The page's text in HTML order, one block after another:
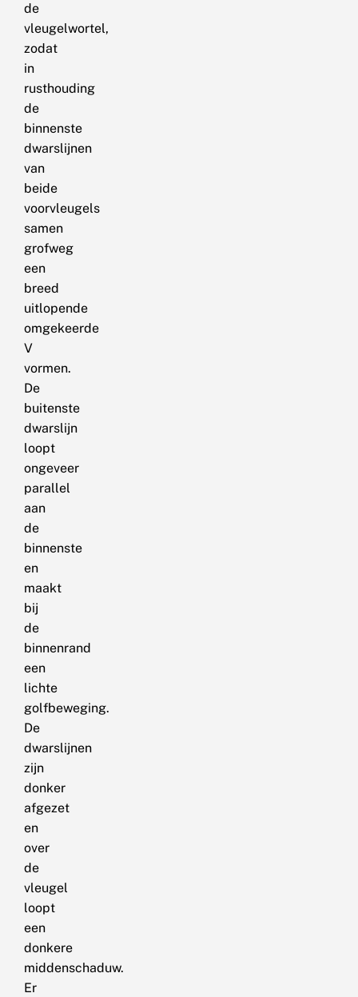
de
vleugelwortel,
zodat
in
rusthouding
de
binnenste
dwarslijnen
van
beide
voorvleugels
samen
grofweg
een
breed
uitlopende
omgekeerde
V
vormen.
De
buitenste
dwarslijn
loopt
ongeveer
parallel
aan
de
binnenste
en
maakt
bij
de
binnenrand
een
lichte
golfbeweging.
De
dwarslijnen
zijn
donker
afgezet
en
over
de
vleugel
loopt
een
donkere
middenschaduw.
Er